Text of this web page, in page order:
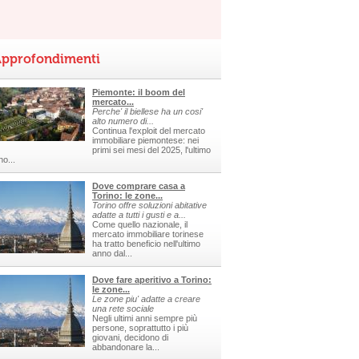
Piemonte: il boom del
mercato...
Perche' il biellese ha un cosi'
alto numero di...
Continua l'exploit del mercato
immobiliare piemontese: nei
primi sei mesi del 2025, l'ultimo
Dove comprare casa a
Torino: le zone...
Torino offre soluzioni abitative
adatte a tutti i gusti e a...
Come quello nazionale, il
mercato immobiliare torinese
ha tratto beneficio nell'ultimo
anno dal...
Dove fare aperitivo a Torino:
le zone...
Le zone piu' adatte a creare
una rete sociale
Negli ultimi anni sempre più
persone, soprattutto i più
giovani, decidono di
abbandonare la...